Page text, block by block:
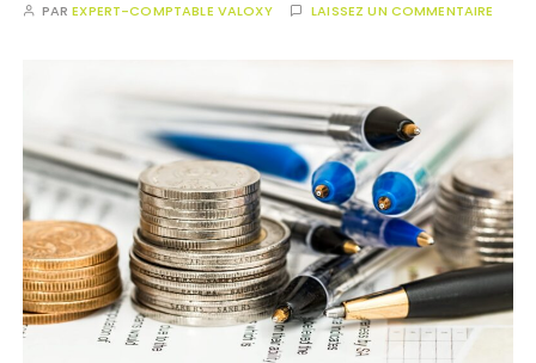
PAREXPERT-COMPTABLE VALOXY LAISSEZ UN COMMENTAIRE